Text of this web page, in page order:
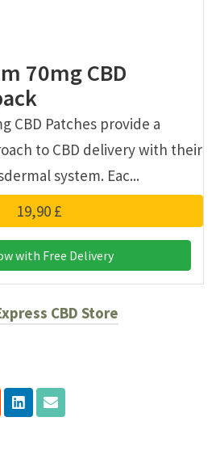
70mg CBD
CBD Patches provide a
to CBD delivery with their
system. Eac...
19,90 £
with Free Delivery
CBD Store